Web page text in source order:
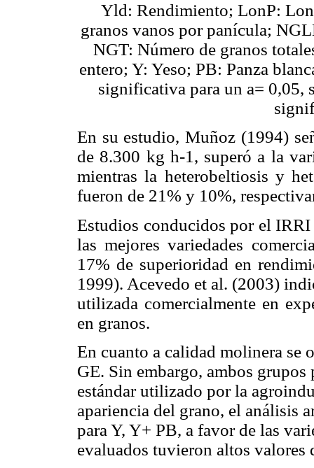
Yld: Rendimiento; LonP:
granos vanos por panícula;
NGT: Número de granos
entero; Y: Yeso; PB: Panza
significativa para un a= 0,05,
En su estudio, Muñoz (1994)
de 8.300 kg h-1, superó a la
mientras la heterobeltiosis y
fueron de 21% y 10%,
Estudios conducidos por el
las mejores variedades
17% de superioridad en
1999). Acevedo et al. (2003)
utilizada comercialmente en
en granos.
En cuanto a calidad molinera se
GE. Sin embargo, ambos grupos
estándar utilizado por la
apariencia del grano, el análisis
para Y, Y+ PB, a favor de las
evaluados tuvieron altos valores